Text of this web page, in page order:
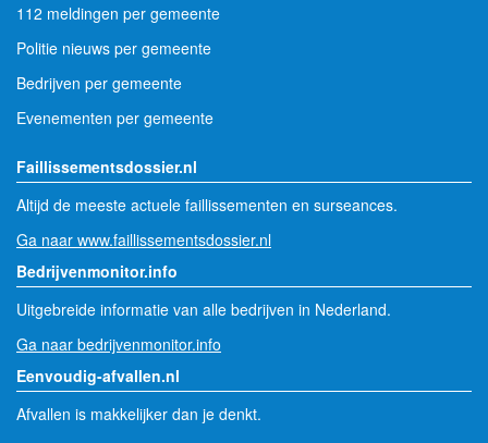
112 meldingen per gemeente
Politie nieuws per gemeente
Bedrijven per gemeente
Evenementen per gemeente
Faillissementsdossier.nl
Altijd de meeste actuele faillissementen en surseances.
Ga naar www.faillissementsdossier.nl
Bedrijvenmonitor.info
Uitgebreide informatie van alle bedrijven in Nederland.
Ga naar bedrijvenmonitor.info
Eenvoudig-afvallen.nl
Afvallen is makkelijker dan je denkt.